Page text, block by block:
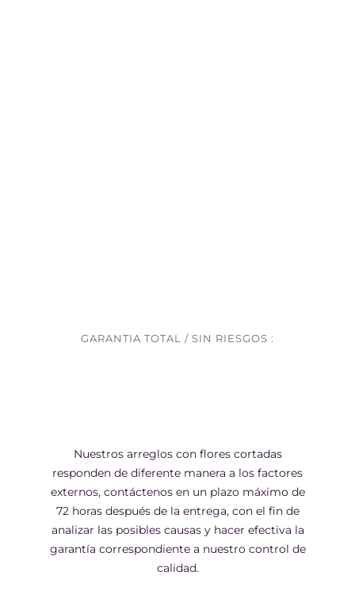
GARANTIA TOTAL / SIN RIESGOS :
Nuestros arreglos con flores cortadas
responden de diferente manera a los factores
externos, contáctenos en un plazo máximo de
72 horas después de la entrega, con el fin de
analizar las posibles causas y hacer efectiva la
garantía correspondiente a nuestro control de
calidad.